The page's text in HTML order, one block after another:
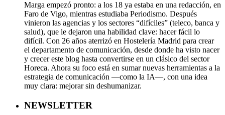
Marga empezó pronto: a los 18 ya estaba en una redacción, en
Faro de Vigo, mientras estudiaba Periodismo. Después
vinieron las agencias y los sectores “difíciles” (teleco, banca y
salud), que le dejaron una habilidad clave: hacer fácil lo
difícil. Con 26 años aterrizó en Hostelería Madrid para crear
el departamento de comunicación, desde donde ha visto nacer
y crecer este blog hasta convertirse en un clásico del sector
Horeca. Ahora su foco está en sumar nuevas herramientas a la
estrategia de comunicación —como la IA—, con una idea
muy clara: mejorar sin deshumanizar.
NEWSLETTER